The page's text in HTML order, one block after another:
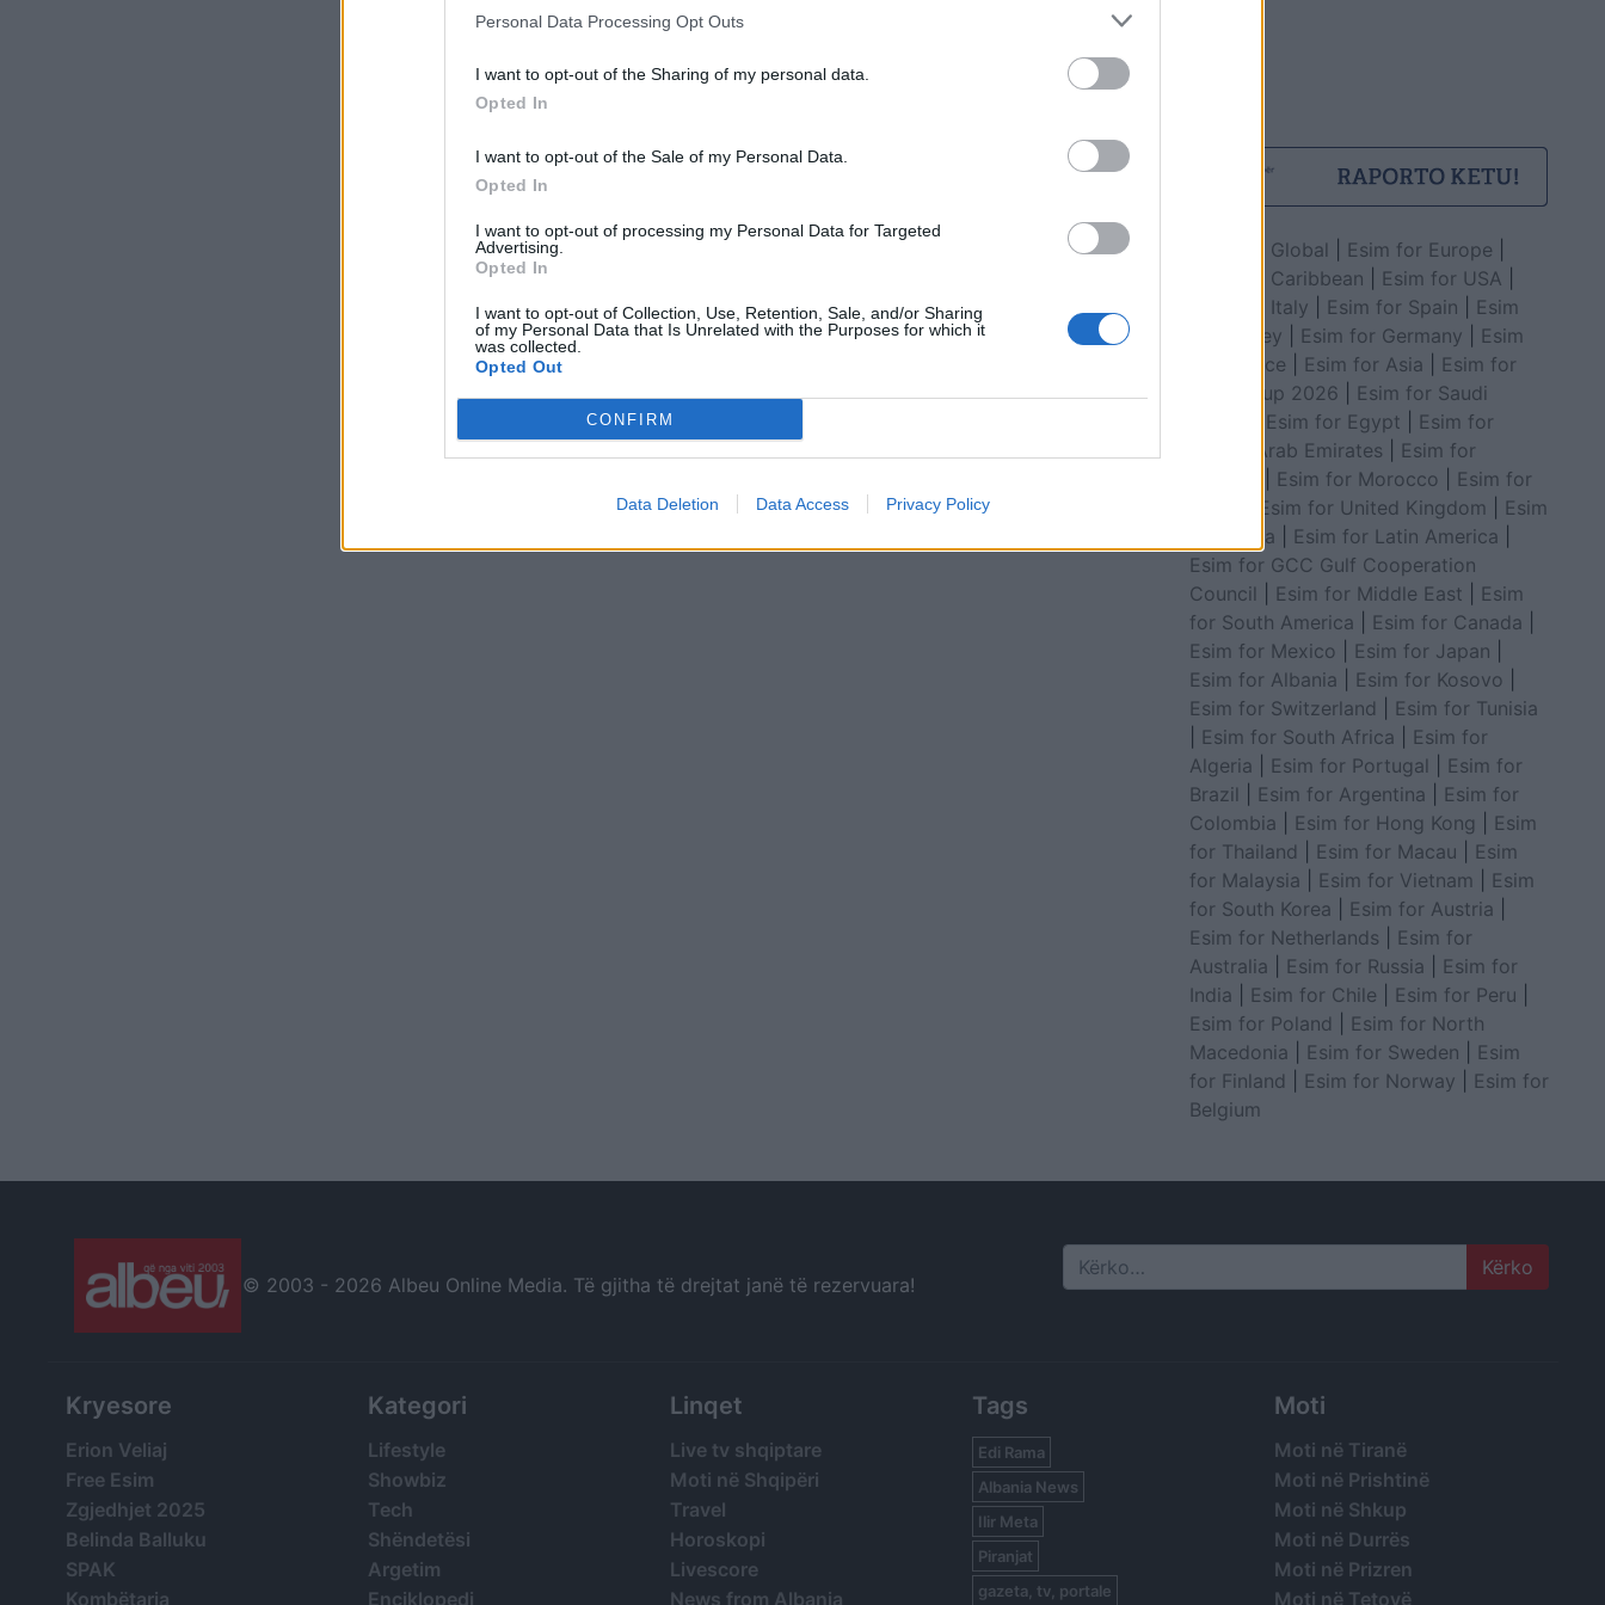
Personal Data Processing Opt Outs
I want to opt-out of the Sharing of my personal data.
Opted In
I want to opt-out of the Sale of my Personal Data.
Opted In
I want to opt-out of processing my Personal Data for Targeted
Advertising.
Opted In
I want to opt-out of Collection, Use, Retention, Sale, and/or Sharing
of my Personal Data that Is Unrelated with the Purposes for which it
was collected.
Opted Out
CONFIRM
Data Deletion Data Access Privacy Policy
Esim for Global Esim for Europe
Esim for Caribbean
Esim for USA
Esim for Italy
Esim for Spain
Esim
for Turkey
Esim for Germany
Esim
for Greece
Esim for Asia
Esim for
World Cup 2026
Esim for Saudi
Esim for Egypt
Esim for
United Arab Emirates
Esim for
Esim for Morocco
Esim for
Esim for United Kingdom
Esim
for Africa
Esim for Latin America
Esim for GCC Gulf Cooperation
Council
Esim for Middle East
Esim
for South America
Esim for Canada
Esim for Mexico
Esim for Japan
Esim for Albania
Esim for Kosovo
Esim for Switzerland
Esim for Tunisia
Esim for South Africa
Esim for
Algeria
Esim for Portugal
Esim for
Brazil
Esim for Argentina
Esim for
Colombia
Esim for Hong Kong
Esim
for Thailand
Esim for Macau
Esim
for Malaysia
Esim for Vietnam
Esim
for South Korea
Esim for Austria
Esim for Netherlands
Esim for
Australia
Esim for Russia
Esim for
India
Esim for Chile Esim for Peru
Esim for Poland
Esim for North
Macedonia
Esim for Sweden
Esim
for Finland
Esim for Norway
Esim for
Belgium
© 2003 - 2026 Albeu Online Media. Të gjitha të drejtat janë të rezervuara! Search
Kryesore
Erion Veliaj
Free Esim
Zgjedhjet 2025
Belinda Balluku
SPAK
Kombëtarja
Kategori
Lifestyle
Showbiz
Tech
Shëndetësi
Argetim
Enciklopedi
Linqet
Live tv shqiptare
Moti në Shqipëri
Travel
Horoskopi
Livescore
News from Albania
Tags
Edi Rama
Albania News
Ilir Meta
Piranjat
gazeta, tv, portale
Moti
Moti në Tiranë
Moti në Prishtinë
Moti në Shkup
Moti në Durrës
Moti në Prizren
Moti në Tetovë